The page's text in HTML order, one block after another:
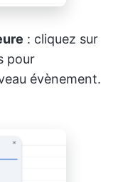
: cliquez sur
pour
évènement.